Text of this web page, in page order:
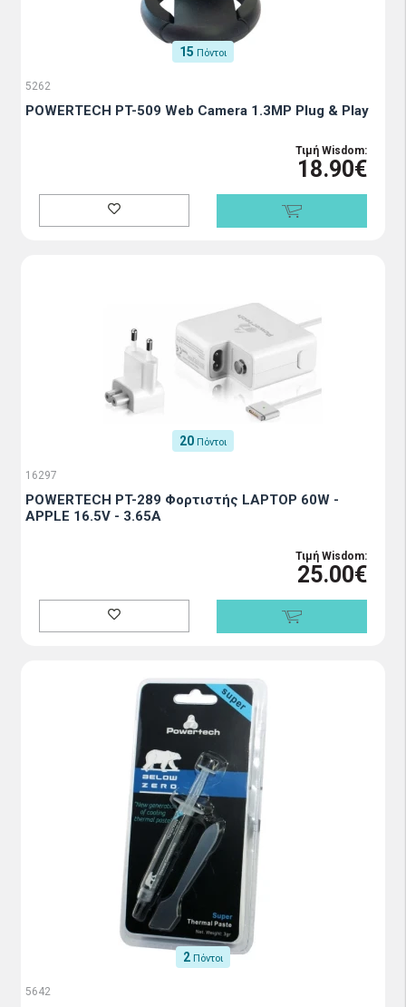
15 Πόντοι
5262
POWERTECH PT-509 Web Camera 1.3MP Plug & Play
Τιμή Wisdom:
18.90€
20 Πόντοι
16297
POWERTECH PT-289 Φορτιστής LAPTOP 60W -
APPLE 16.5V - 3.65A
Τιμή Wisdom:
25.00€
2 Πόντοι
5642